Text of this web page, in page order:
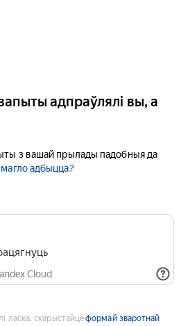
адпраўлялі вы, а
з вашай прылады падобныя да
адбыцца?
Cloud
ласка, скарыстайцеформай зваротнай